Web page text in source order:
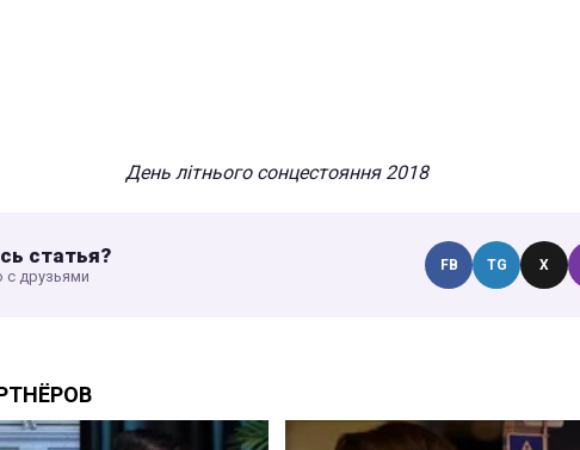
День літнього сонцестояння 2018
статья?
с друзьями
FB TG X